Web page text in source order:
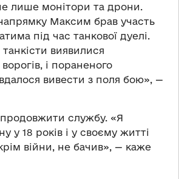
лише монітори та дрони.
Максим брав участь
під час танкової дуелі.
виявилися
і пораненого
вивести з поля бою», —
службу. «Я
у 18 років і у своєму житті
війни, не бачив», — каже